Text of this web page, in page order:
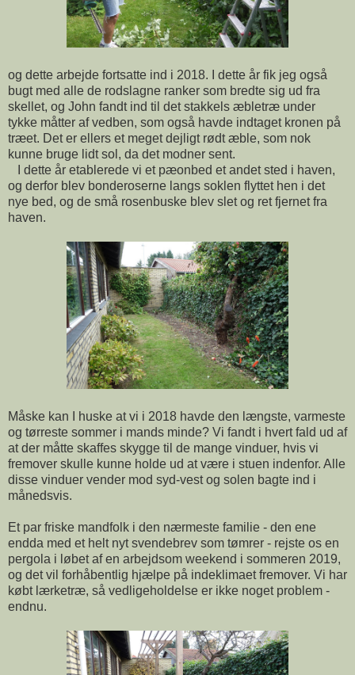
og dette arbejde fortsatte ind i 2018. I dette år fik jeg også
bugt med alle de rodslagne ranker som bredte sig ud fra
skellet, og John fandt ind til det stakkels æbletræ under
tykke måtter af vedben, som også havde indtaget kronen på
træet. Det er ellers et meget dejligt rødt æble, som nok
kunne bruge lidt sol, da det modner sent.
I dette år etablerede vi et pæonbed et andet sted i haven,
og derfor blev bonderoserne langs soklen flyttet hen i det
nye bed, og de små rosenbuske blev slet og ret fjernet fra
haven.
Måske kan I huske at vi i 2018 havde den længste, varmeste
og tørreste sommer i mands minde? Vi fandt i hvert fald ud af
at der måtte skaffes skygge til de mange vinduer, hvis vi
fremover skulle kunne holde ud at være i stuen indenfor. Alle
disse vinduer vender mod syd-vest og solen bagte ind i
månedsvis.
Et par friske mandfolk i den nærmeste familie - den ene
endda med et helt nyt svendebrev som tømrer - rejste os en
pergola i løbet af en arbejdsom weekend i sommeren 2019,
og det vil forhåbentlig hjælpe på indeklimaet fremover. Vi har
købt lærketræ, så vedligeholdelse er ikke noget problem -
endnu.